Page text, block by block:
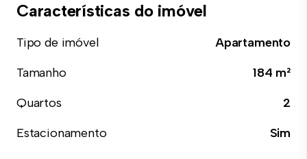
Características do imóvel
Tipo de imóvel
Apartamento
Tamanho
184 m²
Quartos
2
Estacionamento
Sim